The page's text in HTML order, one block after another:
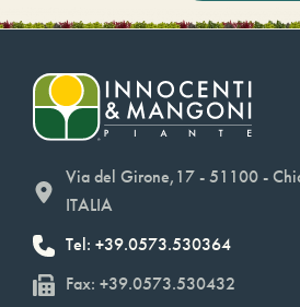
Via del Girone,17 - 51100 -
ITALIA
Tel: +39.0573.530364
Fax: +39.0573.530432